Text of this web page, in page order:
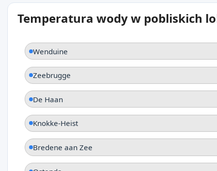
Temperatura wody w pobliskich
Wenduine
Zeebrugge
De Haan
Knokke-Heist
Bredene aan Zee